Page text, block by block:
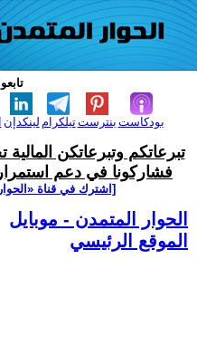
لينكدإن تيلكرامبنترست بودكاست
تبرعاتكم وتبرعاتكن
فشاركونا في دعم
[اشترك في قناة
الحوار المتمدن - موبايل
الموقع الرئيسي